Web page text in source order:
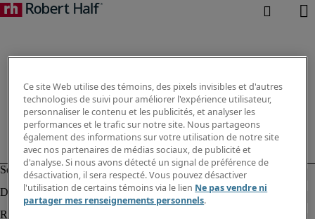
Ce site Web utilise des témoins, des pixels invisibles et d'autres
technologies de suivi pour améliorer l'expérience utilisateur,
personnaliser le contenu et les publicités, et analyser les
performances et le trafic sur notre site. Nous partageons
également des informations sur votre utilisation de notre site
avec nos partenaires de médias sociaux, de publicité et
d'analyse. Si nous avons détecté un signal de préférence de
désactivation, il sera respecté. Vous pouvez désactiver
l'utilisation de certains témoins via le lien Ne pas vendre ni
partager mes renseignements personnels.